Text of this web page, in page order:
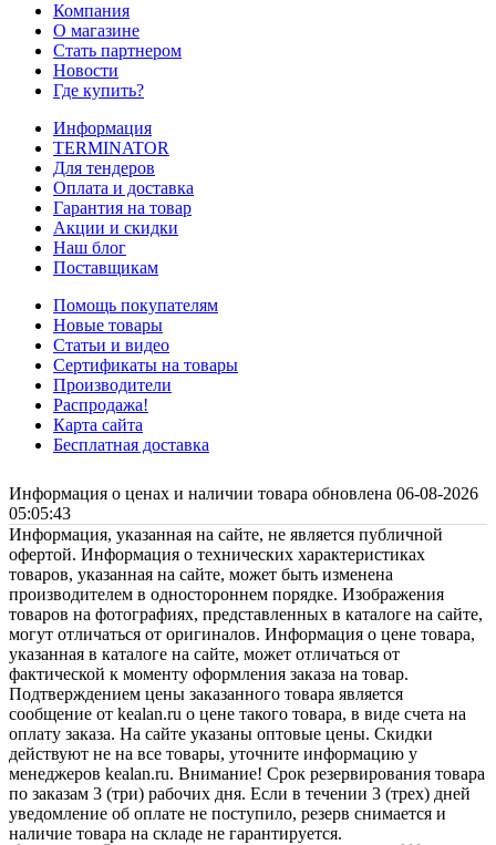
Компания
О магазине
Стать партнером
Новости
Где купить?
Информация
TERMINATOR
Для тендеров
Оплата и доставка
Гарантия на товар
Акции и скидки
Наш блог
Поставщикам
Помощь покупателям
Новые товары
Статьи и видео
Сертификаты на товары
Производители
Распродажа!
Карта сайта
Бесплатная доставка
Информация о ценах и наличии товара обновлена 06-08-2026
05:05:43
Информация, указанная на сайте, не является публичной
офертой. Информация о технических характеристиках
товаров, указанная на сайте, может быть изменена
производителем в одностороннем порядке. Изображения
товаров на фотографиях, представленных в каталоге на сайте,
могут отличаться от оригиналов. Информация о цене товара,
указанная в каталоге на сайте, может отличаться от
фактической к моменту оформления заказа на товар.
Подтверждением цены заказанного товара является
сообщение от kealan.ru о цене такого товара, в виде счета на
оплату заказа. На сайте указаны оптовые цены. Скидки
действуют не на все товары, уточните информацию у
менеджеров kealan.ru. Внимание! Срок резервирования товара
по заказам 3 (три) рабочих дня. Если в течении 3 (трех) дней
уведомление об оплате не поступило, резерв снимается и
наличие товара на складе не гарантируется.